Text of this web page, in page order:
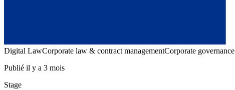
Digital LawCorporate law & contract managementCorporate governance
Publié il y a 3 mois
Stage